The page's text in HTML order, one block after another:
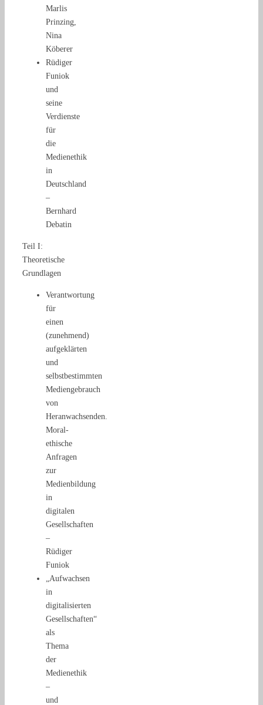
Marlis
Prinzing,
Nina
Köberer
Rüdiger
Funiok
und
seine
Verdienste
für
die
Medienethik
in
Deutschland
–
Bernhard
Debatin
Teil I:
Theoretische
Grundlagen
Verantwortung
für
einen
(zunehmend)
aufgeklärten
und
selbstbestimmten
Mediengebrauch
von
Heranwachsenden.
Moral-
ethische
Anfragen
zur
Medienbildung
in
digitalen
Gesellschaften
–
Rüdiger
Funiok
„Aufwachsen
in
digitalisierten
Gesellschaften“
als
Thema
der
Medienethik
–
und